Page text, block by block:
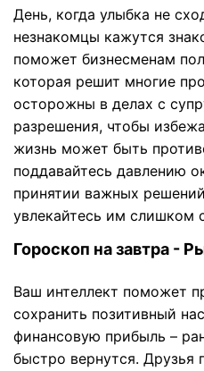
День, когда улыбка не
незнакомцы кажутся
поможет бизнесменам
которая решит многие
осторожны в делах с
разрешения, чтобы
жизнь может быть
поддавайтесь давлению
принятии важных
увлекайтесь им слишком
Гороскоп на завтра -
Ваш интеллект поможет
сохранить позитивный
финансовую прибыль –
быстро вернутся. Друзья